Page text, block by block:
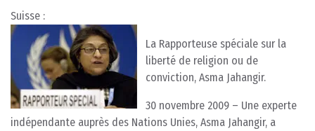
Suisse :
La Rapporteuse spéciale sur la
liberté de religion ou de
conviction, Asma Jahangir.
30 novembre 2009 – Une experte
indépendante auprès des Nations Unies, Asma Jahangir, a